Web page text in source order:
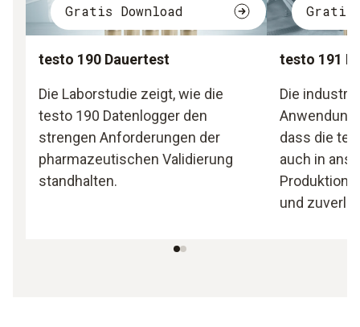
Gratis Download
testo 190 Dauertest
Die Laborstudie zeigt, wie die
testo 190 Datenlogger den
strengen Anforderungen der
pharmazeutischen Validierung
standhalten.
Gratis
testo 191
Die
dass die
auch in
und